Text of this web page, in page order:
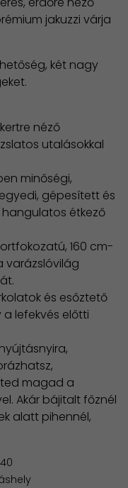
jakuzzi várja
két nagy
néző
utalásokkal
minőségi,
gépesített és
étkező
160 cm-
varázslóvilág
és esőztető
lefekvés előtti
magad a
Akár bájitalt főznél
alatt pihennél,